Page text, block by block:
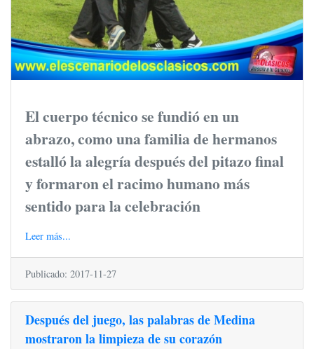
El cuerpo técnico se fundió en un
abrazo, como una familia de hermanos
estalló la alegría después del pitazo final
y formaron el racimo humano más
sentido para la celebración
Leer más...
Publicado: 2017-11-27
Después del juego, las palabras de Medina
mostraron la limpieza de su corazón